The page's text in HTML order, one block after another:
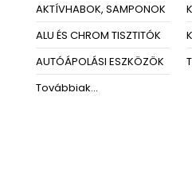
AKTÍVHABOK, SAMPONOK
ALU ÉS CHROM TISZTITÓK
AUTÓÁPOLÁSI ESZKÖZÖK
Továbbiak...